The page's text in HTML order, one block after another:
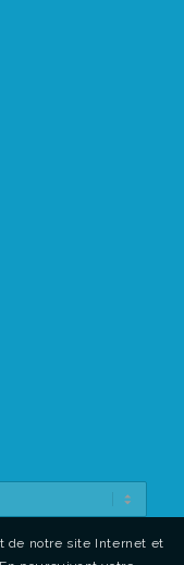
de notre site Internet et